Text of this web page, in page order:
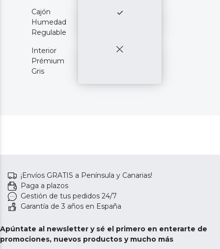
Cajón
Humedad
Regulable
Interior
Prémium
Gris
¡Envíos GRATIS a Península y Canarias!
Paga a plazos
Gestión de tus pedidos 24/7
Garantía de 3 años en España
Apúntate al newsletter y sé el primero en enterarte de
promociones, nuevos productos y mucho más